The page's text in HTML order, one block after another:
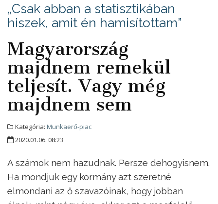
„Csak abban a statisztikában
hiszek, amit én hamisítottam”
Magyarország
majdnem remekül
teljesít. Vagy még
majdnem sem
Kategória: Munkaerő-piac
2020.01.06. 08:23
A számok nem hazudnak. Persze dehogyisnem.
Ha mondjuk egy kormány azt szeretné
elmondani az ő szavazóinak, hogy jobban